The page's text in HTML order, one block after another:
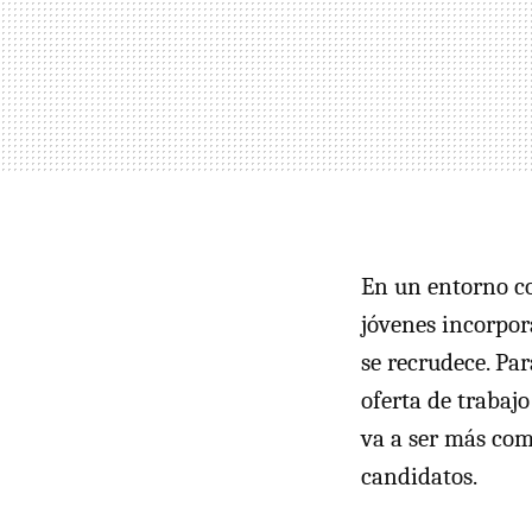
En un entorno
jóvenes
se recrudece.
oferta de
va a ser más
candidatos.